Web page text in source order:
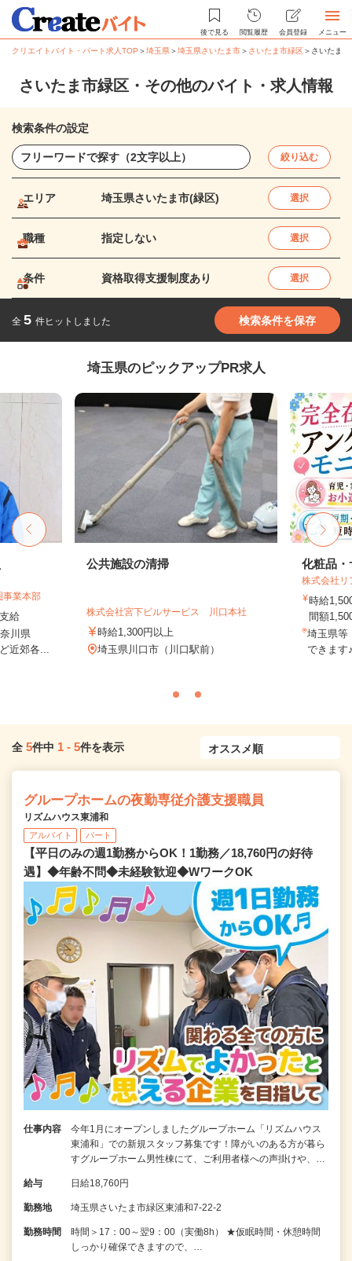
後で見る 閲覧履歴 会員登録 メニュー
クリエイトバイト・パート求人TOP ＞埼玉県＞埼玉県さいたま市＞ さいたま市緑区＞ さいたま
さいたま市緑区・その他のバイト・求人情報
検索条件の設定
絞り込む
エリア 埼玉県さいたま市(緑区) 選択
職種 指定しない 選択
条件 資格取得支援制度あり 選択
全 5 件ヒットしました 検索条件を保存
埼玉県のピックアップPR求人
業本部
給
川県
近郊各...
公共施設の清掃
株式会社宮下ビルサービス 川口本社
時給1,300円以上
埼玉県川口市（川口駅前）
化粧品・
株式会社リ
時給
間額
埼玉県等
できま
全 5件中 1 - 5件を表示
グループホームの夜勤専従介護支援職員
リズムハウス東浦和
アルバイト パート
【平日のみの週1勤務からOK！1勤務／18,760円の好待
遇】◆年齢不問◆未経験歓迎◆WワークOK
仕事内容
今年1月にオープンしましたグループホーム「リズムハウス
東浦和」での新規スタッフ募集です！障がいのある方が暮ら
すグループホーム男性棟にて、ご利用者様への声掛けや、…
給与 日給18,760円
勤務地 埼玉県さいたま市緑区東浦和7-22-2
勤務時間
時間＞17：00～翌9：00（実働8h） ★仮眠時間・休憩時間
しっかり確保できますので、…